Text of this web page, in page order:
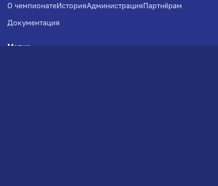
О чемпионатеИсторияАдминистрацияПартнёрам
Документация
Медиа